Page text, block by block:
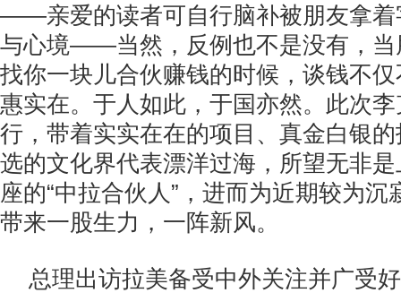
——亲爱的读者可自行脑补被朋友拿着
与心境——当然，反例也不是没有，当
找你一块儿合伙赚钱的时候，谈钱不
惠实在。于人如此，于国亦然。此次
行，带着实实在在的项目、真金白银
选的文化界代表漂洋过海，所望无非
座的“中拉合伙人”，进而为近期较为
带来一股生力，一阵新风。
总理出访拉美备受中外关注并广受